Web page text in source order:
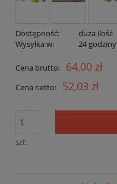
Dostępność:
duża ilość
Wysyłka w:
24 godziny
Cena brutto: 64,00 zł
Cena netto: 52,03 zł
szt.